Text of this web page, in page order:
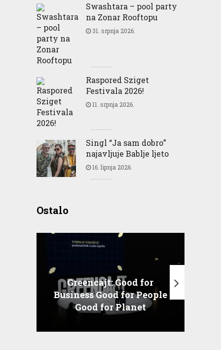
Swashtara – pool party
na Zonar Rooftopu
31. srpnja 2026.
Raspored Sziget
Festivala 2026!
11. srpnja 2026.
Singl “Ja sam dobro”
najavljuje Bablje ljeto
16. lipnja 2026.
Ostalo
Greencajt: Good for
Business Good for People
Good for Planet